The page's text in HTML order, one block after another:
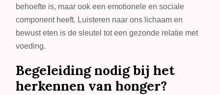
behoefte is, maar ook een emotionele en sociale
component heeft. Luisteren naar ons lichaam en
bewust eten is de sleutel tot een gezonde relatie met
voeding.
Begeleiding nodig bij het
herkennen van honger?